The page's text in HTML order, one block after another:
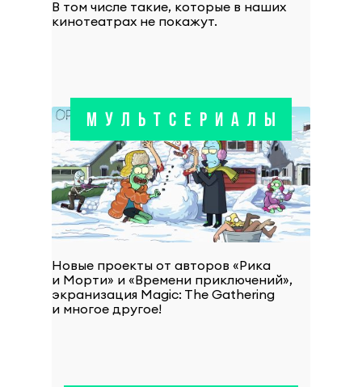
В том числе такие, которые в наших
кинотеатрах не покажут.
МУЛЬТСЕРИАЛЫ
Новые проекты от авторов «Рика
и Морти» и «Времени приключений»,
экранизация Magic: The Gathering
и многое другое!